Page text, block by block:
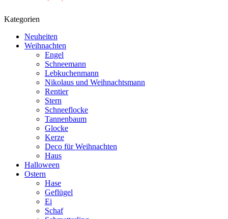
Kategorien
Neuheiten
Weihnachten
Engel
Schneemann
Lebkuchenmann
Nikolaus und Weihnachtsmann
Rentier
Stern
Schneeflocke
Tannenbaum
Glocke
Kerze
Deco für Weihnachten
Haus
Halloween
Ostern
Hase
Geflügel
Ei
Schaf